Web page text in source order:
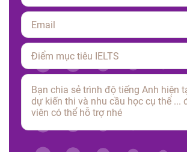
Please leave this field empty.